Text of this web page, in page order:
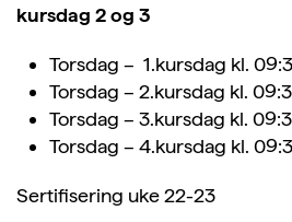
kursdag 2 og 3
Torsdag – 1.kursdag kl.
Torsdag – 2.kursdag kl.
Torsdag – 3.kursdag kl.
Torsdag – 4.kursdag kl.
Sertifisering uke 22-23